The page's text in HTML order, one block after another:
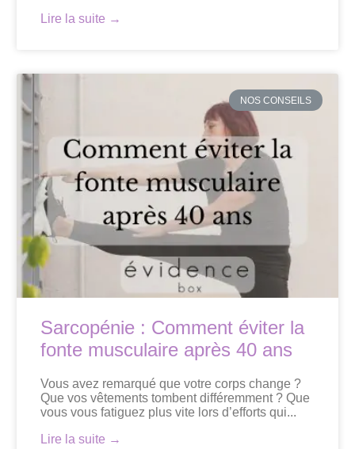
Lire la suite →
Sarcopénie : Comment éviter la
fonte musculaire après 40 ans
Vous avez remarqué que votre corps change ?
Que vos vêtements tombent différemment ? Que
vous vous fatiguez plus vite lors d’efforts qui...
NOS CONSEILS
Lire la suite →